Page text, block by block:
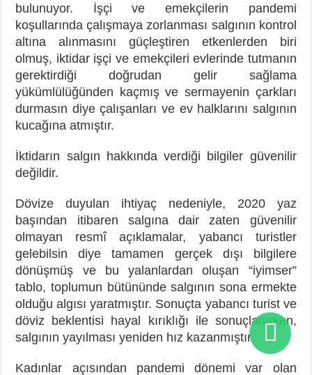
bulunuyor. İşçi ve emekçilerin pandemi
koşullarında çalışmaya zorlanması salgının kontrol
altına alınmasını güçleştiren etkenlerden biri
olmuş, iktidar işçi ve emekçileri evlerinde tutmanın
gerektirdiği doğrudan gelir sağlama
yükümlülüğünden kaçmış ve sermayenin çarkları
durmasın diye çalışanları ve ev halklarını salgının
kucağına atmıştır.
İktidarın salgın hakkında verdiği bilgiler güvenilir
değildir.
Dövize duyulan ihtiyaç nedeniyle, 2020 yaz
başından itibaren salgına dair zaten güvenilir
olmayan resmî açıklamalar, yabancı turistler
gelebilsin diye tamamen gerçek dışı bilgilere
dönüşmüş ve bu yalanlardan oluşan “iyimser”
tablo, toplumun bütününde salgının sona ermekte
olduğu algısı yaratmıştır. Sonuçta yabancı turist ve
döviz beklentisi hayal kırıklığı ile sonuçlanırken,
salgının yayılması yeniden hız kazanmıştır.
Kadınlar açısından pandemi dönemi var olan